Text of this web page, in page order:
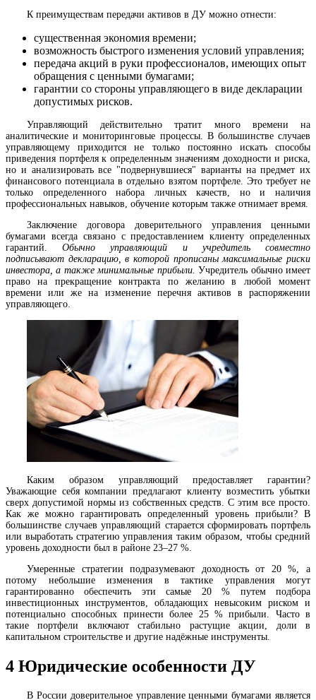
К преимуществам передачи активов в ДУ можно отнести:
существенная экономия времени;
возможность быстрого изменения условий управления;
передача акций в руки профессионалов, имеющих опыт
обращения с ценными бумагами;
гарантии со стороны управляющего в виде декларации
допустимых рисков.
Управляющий действительно тратит много времени на
аналитические и мониторинговые процессы. В большинстве случаев
управляющему приходится не только постоянно искать способы
приведения портфеля к определенным значениям доходности и риска,
но и анализировать все "подвернувшиеся" варианты на предмет их
финансового потенциала в отдельно взятом портфеле. Это требует не
только определенного набора личных качеств, но и наличия
профессиональных навыков, обучение которым также отнимает время.
Заключение договора доверительного управления ценными
бумагами всегда связано с предоставлением клиенту определенных
гарантий.Обычно управляющий и учредитель совместно
подписывают декларацию, в которой прописаны максимальные риски
инвестора, а также минимальные прибыли. Учредитель обычно имеет
право на прекращение контракта по желанию в любой момент
времени или же на изменение перечня активов в распоряжении
управляющего.
Каким образом управляющий предоставляет гарантии?
Уважающие себя компании предлагают клиенту возместить убытки
сверх допустимой нормы из собственных средств. С этим все просто.
Как же можно гарантировать определенный уровень прибыли? В
большинстве случаев управляющий старается сформировать портфель
или выработать стратегию управления таким образом, чтобы средний
уровень доходности был в районе 23–27 %.
Умеренные стратегии подразумевают доходность от 20 %, а
потому небольшие изменения в тактике управления могут
гарантированно обеспечить эти самые 20 % путем подбора
инвестиционных инструментов, обладающих невысоким риском и
потенциально способных принести более 25 % прибыли. Часто в
такие портфели включают стабильно растущие акции, доли в
капитальном строительстве и другие надёжные инструменты.
4 Юридические особенности ДУ
В России доверительное управление ценными бумагами является